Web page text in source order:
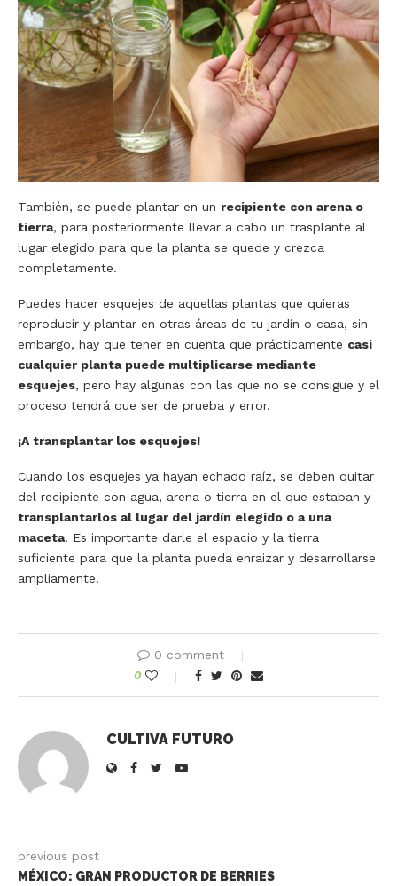
También, se puede plantar en un recipiente con arena o
tierra, para posteriormente llevar a cabo un trasplante al
lugar elegido para que la planta se quede y crezca
completamente.
Puedes hacer esquejes de aquellas plantas que quieras
reproducir y plantar en otras áreas de tu jardín o casa, sin
embargo, hay que tener en cuenta que prácticamente casi
cualquier planta puede multiplicarse mediante
esquejes, pero hay algunas con las que no se consigue y el
proceso tendrá que ser de prueba y error.
¡A transplantar los esquejes!
Cuando los esquejes ya hayan echado raíz, se deben quitar
del recipiente con agua, arena o tierra en el que estaban y
transplantarlos al lugar del jardín elegido o a una
maceta. Es importante darle el espacio y la tierra
suficiente para que la planta pueda enraizar y desarrollarse
ampliamente.
0 comment
0
CULTIVA FUTURO
previous post
MÉXICO: GRAN PRODUCTOR DE BERRIES